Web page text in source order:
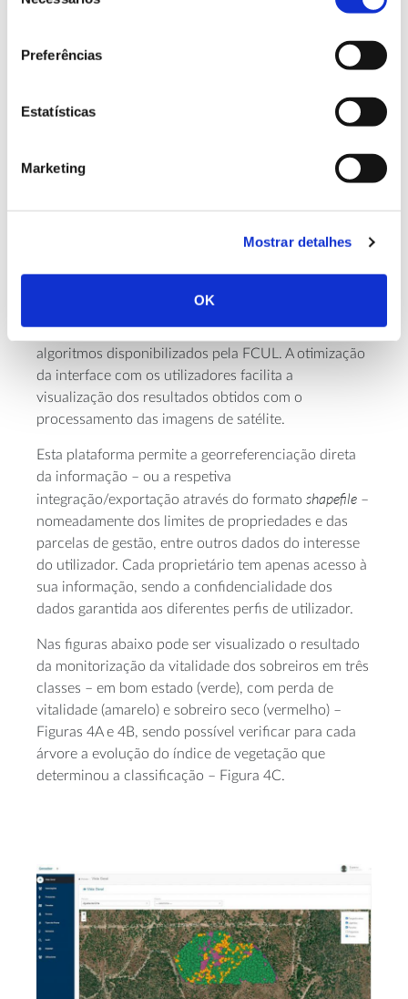
Preferências
Estatísticas
Marketing
Mostrar detalhes
OK
vitalidade (12 julho 2018); (B) índice de vegetação (NDVI)
de um sobreiro a 12 julho 2018 e (C) do mesmo sobreiro a
b. Inventariação anual de árvores mortas e produção
de cartografia de apoio ao requerimento de corte de
sobreiros, através uma plataforma
para
requisitos funcionais e não funcionais considerados
essenciais para a aplicação e integrando os
algoritmos disponibilizados pela FCUL. A otimização
da interface com os utilizadores facilita a
visualização dos resultados obtidos com o
processamento das imagens de satélite.
Esta plataforma permite a georreferenciação direta
da informação – ou a respetiva
integração/exportação através do formato shapefile –
nomeadamente dos limites de propriedades e das
parcelas de gestão, entre outros dados do interesse
do utilizador. Cada proprietário tem apenas acesso à
sua informação, sendo a confidencialidade dos
dados garantida aos diferentes perfis de utilizador.
Nas figuras abaixo pode ser visualizado o resultado
da monitorização da vitalidade dos sobreiros em três
classes – em bom estado (verde), com perda de
vitalidade (amarelo) e sobreiro seco (vermelho) –
Figuras 4A e 4B, sendo possível verificar para cada
árvore a evolução do índice de vegetação que
determinou a classificação – Figura 4C.